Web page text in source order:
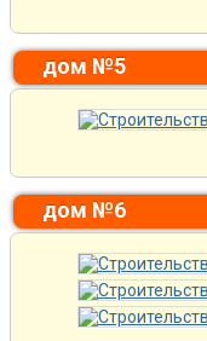
дом №5
дом №6